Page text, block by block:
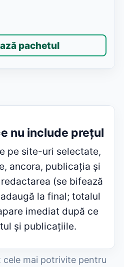
pachetul
nu include prețul
pe site-uri selectate,
ancora, publicația și
redactarea (se bifează
la final; totalul
imediat după ce
și publicațiile.
cele mai potrivite pentru